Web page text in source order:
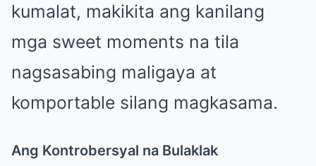
kumalat, makikita ang kanilang
mga sweet moments na tila
nagsasabing maligaya at
komportable silang magkasama.
Ang Kontrobersyal na Bulaklak